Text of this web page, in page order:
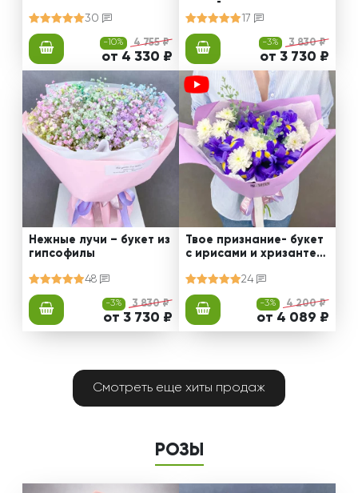
30
-10% 4 755 ₽
от 4 330 ₽
мерий
17
-3% 3 830 ₽
от 3 730 ₽
Нежные лучи – букет из
гипсофилы
48
-3% 3 830 ₽
от 3 730 ₽
Твое признание- букет
с ирисами и хризантем
24
-3% 4 200 ₽
от 4 089 ₽
Смотреть еще хиты продаж
РОЗЫ